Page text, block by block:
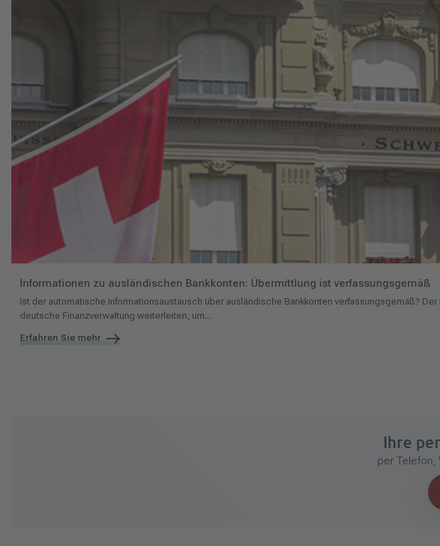
Informationen zu ausländischen Bankkonten: Übermittlung ist verfassungsgemäß
Ist der automatische Informationsaustausch über ausländische Bankkonten verfassungsgemäß?
deutsche Finanzverwaltung weiterleiten, um...
Erfahren Sie mehr
Ihre
per Telefon,